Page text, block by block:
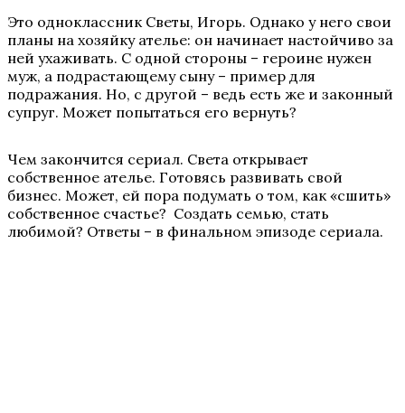
Это одноклассник Светы, Игорь. Однако у него свои
планы на хозяйку ателье: он начинает настойчиво за
ней ухаживать. С одной стороны – героине нужен
муж, а подрастающему сыну – пример для
подражания. Но, с другой – ведь есть же и законный
супруг. Может попытаться его вернуть?
Чем закончится сериал. Света открывает
собственное ателье. Готовясь развивать свой
бизнес. Может, ей пора подумать о том, как «сшить»
собственное счастье? Создать семью, стать
любимой? Ответы – в финальном эпизоде сериала.